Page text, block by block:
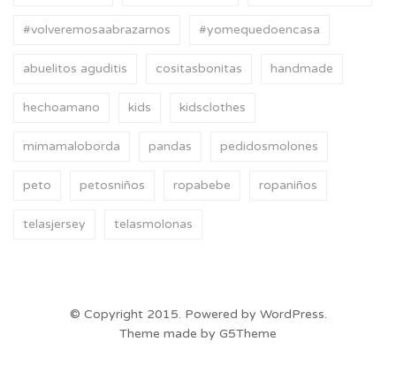
#volveremosaabrazarnos #yomequedoencasa
abuelitos aguditis cositasbonitas handmade
hechoamano kids kidsclothes
mimamaloborda pandas pedidosmolones
peto petosniños ropabebe ropaniños
telasjersey telasmolonas
© Copyright 2015. Powered by WordPress.
Theme made by G5Theme